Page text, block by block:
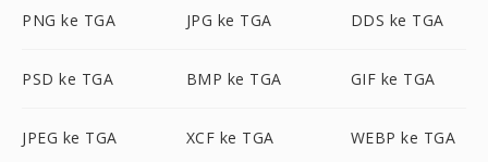
PNG ke TGA JPG ke TGA DDS ke TGA
PSD ke TGA BMP ke TGA GIF ke TGA
JPEG ke TGA XCF ke TGA WEBP ke TGA